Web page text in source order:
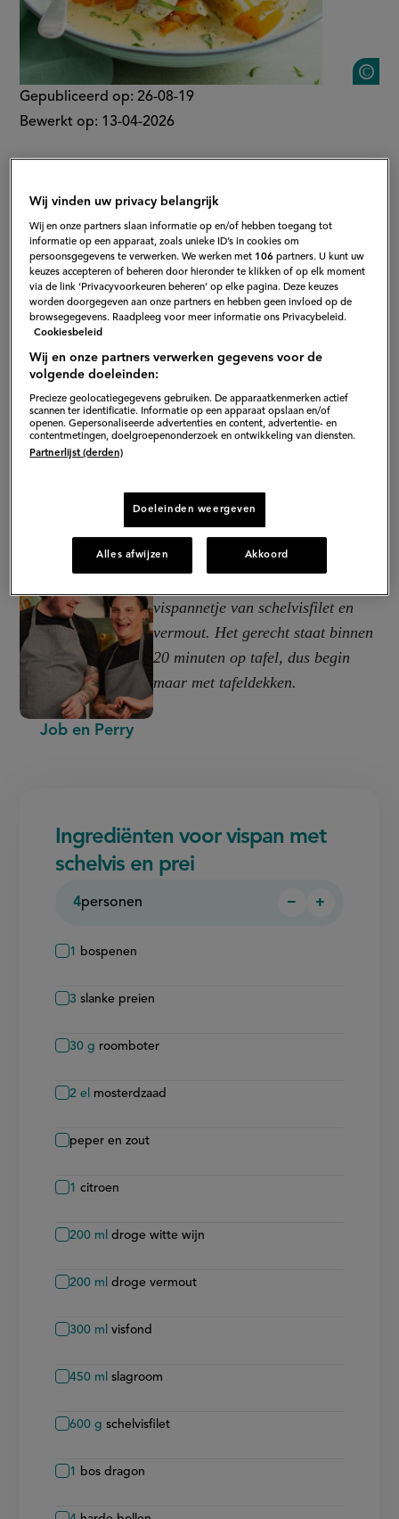
Gepubliceerd op: 26-08-19
Bewerkt op: 13-04-2026
Job en Perry
Visfanaten opgelet! Tijd om jezelf
vispannetje van schelvisfilet en
vermout. Het gerecht staat binnen
20 minuten op tafel, dus begin
maar met tafeldekken.
Ingrediënten voor vispan met
schelvis en prei
4personen
Persoon
−
Persoon
+
1 bospenen
3 slanke preien
30 g roomboter
2 el mosterdzaad
peper en zout
1 citroen
200 ml droge witte wijn
200 ml droge vermout
300 ml visfond
450 ml slagroom
600 g schelvisfilet
1 bos dragon
Wij vinden uw privacy belangrijk
Wij en onze partners slaan informatie op en/of hebben toegang tot
informatie op een apparaat, zoals unieke ID’s in cookies om
persoonsgegevens te verwerken. We werken met 106 partners. U kunt uw
keuzes accepteren of beheren door hieronder te klikken of op elk moment
via de link ‘Privacyvoorkeuren beheren’ op elke pagina. Deze keuzes
worden doorgegeven aan onze partners en hebben geen invloed op de
browsegegevens. Raadpleeg voor meer informatie ons Privacybeleid.
Cookiesbeleid
Wij en onze partners verwerken gegevens voor de
volgende doeleinden:
Precieze geolocatiegegevens gebruiken. De apparaatkenmerken actief
scannen ter identificatie. Informatie op een apparaat opslaan en/of
openen. Gepersonaliseerde advertenties en content, advertentie- en
contentmetingen, doelgroepenonderzoek en ontwikkeling van diensten.
Partnerlijst (derden)
Doeleinden weergeven
Alles afwijzen Akkoord